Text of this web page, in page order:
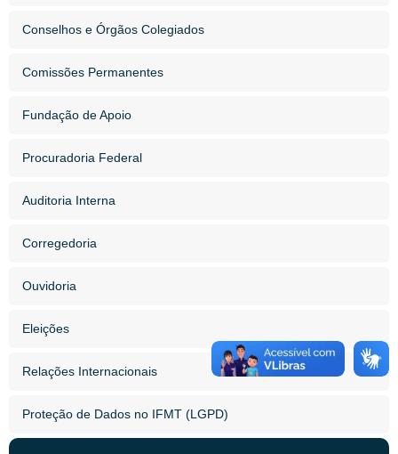
Conselhos e Órgãos Colegiados
Comissões Permanentes
Fundação de Apoio
Procuradoria Federal
Auditoria Interna
Corregedoria
Ouvidoria
Eleições
Relações Internacionais
Proteção de Dados no IFMT (LGPD)